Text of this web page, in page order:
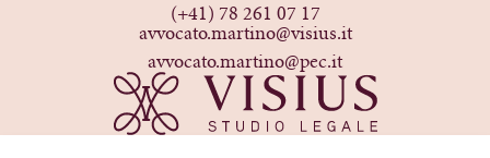
(+41) 78 261 07 17
avvocato.martino@visius.it
avvocato.martino@pec.it